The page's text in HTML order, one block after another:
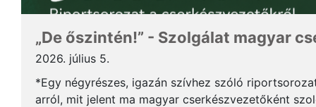
„De őszintén!” - Szolgálat magyar
2026. július 5.
*Egy négyrészes, igazán szívhez szóló
arról, mit jelent ma magyar cserkészvezetőként